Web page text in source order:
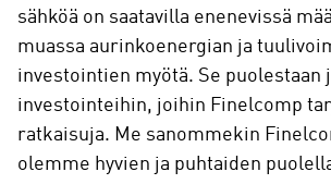
sähköä on saatavilla enenevissä
muassa aurinkoenergian ja
investointien myötä. Se puolestaan
investointeihin, joihin Finelcomp
ratkaisuja. Me sanommekin
olemme hyvien ja puhtaiden